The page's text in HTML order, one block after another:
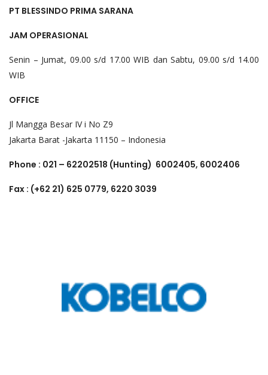
PT BLESSINDO PRIMA SARANA
JAM OPERASIONAL
Senin – Jumat, 09.00 s/d 17.00 WIB dan Sabtu, 09.00 s/d 14.00
WIB
OFFICE
Jl Mangga Besar IV i No Z9
Jakarta Barat -Jakarta 11150 – Indonesia
Phone : 021 – 62202518 (Hunting) 6002405, 6002406
Fax : (+62 21) 625 0779, 6220 3039